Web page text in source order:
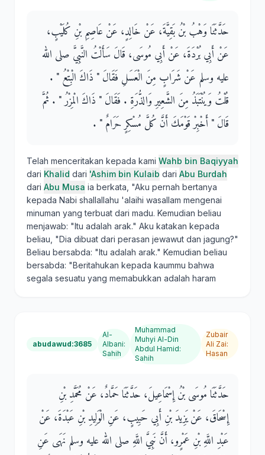
حَدَّثَنَا وَهْبُ بْنُ بَقِيَّةَ، عَنْ خَالِدٍ، عَنْ عَاصِمِ بْنِ كُلَيْبٍ،
عَنْ أَبِي بُرْدَةَ، عَنْ أَبِي مُوسَى، قَالَ سَأَلْتُ النَّبِيَّ صلى الله
عليه وسلم عَنْ شَرَابٍ مِنَ الْعَسَلِ فَقَالَ ‏"‏ ذَاكَ الْبِتْعُ ‏"‏ ‏.‏
قُلْتُ وَيُنْتَبَذُ مِنَ الشَّعِيرِ وَالذُّرَةِ ‏.‏ فَقَالَ ‏"‏ ذَاكَ الْمِزْرُ ‏"‏ ‏.‏ ثُمَّ
قَالَ ‏"‏ أَخْبِرْ قَوْمَكَ أَنَّ كُلَّ مُسْكِرٍ حَرَامٌ ‏"‏ ‏.‏
Telah menceritakan kepada kami Wahb bin Baqiyyah
dari Khalid dari 'Ashim bin Kulaib dari Abu Burdah
dari Abu Musa ia berkata, "Aku pernah bertanya
kepada Nabi shallallahu 'alaihi wasallam mengenai
minuman yang terbuat dari madu. Kemudian beliau
menjawab: "Itu adalah arak." Aku katakan kepada
beliau, "Dia dibuat dari perasan jewawut dan jagung?"
Beliau bersabda: "Itu adalah arak." Kemudian beliau
bersabda: "Beritahukan kepada kaummu bahwa
segala sesuatu yang memabukkan adalah haram
abudawud:3685
Al-
Albani:
Sahih
Muhammad
Muhyi Al-Din
Abdul Hamid:
Sahih
Zubair
Ali Zai:
Hasan
حَدَّثَنَا مُوسَى بْنُ إِسْمَاعِيلَ، حَدَّثَنَا حَمَّادٌ، عَنْ مُحَمَّدِ بْنِ
إِسْحَاقَ، عَنْ يَزِيدَ بْنِ أَبِي حَبِيبٍ، عَنِ الْوَلِيدِ بْنِ عَبْدَةَ، عَنْ
عَبْدِ اللَّهِ بْنِ عَمْرٍو، أَنَّ نَبِيَّ اللَّهِ صلى الله عليه وسلم نَهَى عَنِ